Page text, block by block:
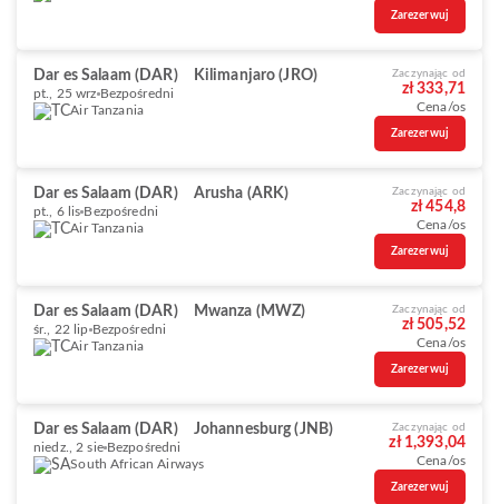
Zarezerwuj
Dar es Salaam (DAR) Kilimanjaro (JRO)
pt., 25 wrz Bezpośredni
Air Tanzania
Zaczynając od
zł 333,71
Cena/os
Zarezerwuj
Dar es Salaam (DAR) Arusha (ARK)
pt., 6 lis Bezpośredni
Air Tanzania
Zaczynając od
zł 454,8
Cena/os
Zarezerwuj
Dar es Salaam (DAR) Mwanza (MWZ)
śr., 22 lip Bezpośredni
Air Tanzania
Zaczynając od
zł 505,52
Cena/os
Zarezerwuj
Dar es Salaam (DAR) Johannesburg (JNB)
niedz., 2 sie Bezpośredni
South African Airways
Zaczynając od
zł 1,393,04
Cena/os
Zarezerwuj